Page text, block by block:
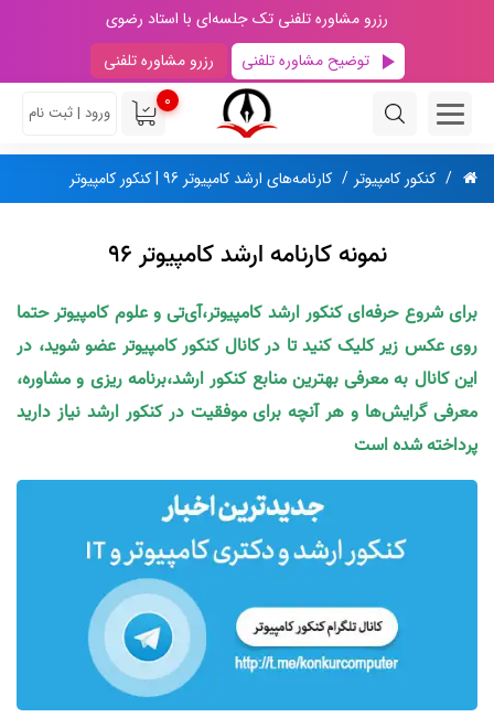
رزرو مشاوره تلفنی تک جلسه‌ای با استاد رضوی
توضیح مشاوره تلفنی
رزرو مشاوره تلفنی
0
ورود | ثبت نام
کنکور کامپیوتر کارنامه‌های ارشد کامپیوتر 96 | کنکور کامپیوتر
نمونه کارنامه ارشد کامپیوتر 96
برای شروع حرفه‌ای کنکور ارشد کامپیوتر،آی‌تی و علوم کامپیوتر حتما
روی عکس زیر کلیک کنید تا در کانال کنکور کامپیوتر عضو شوید، در
این کانال به معرفی بهترین منابع کنکور ارشد،برنامه ریزی و مشاوره،
معرفی گرایش‌ها و هر آنچه برای موفقیت در کنکور ارشد نیاز دارید
پرداخته شده است